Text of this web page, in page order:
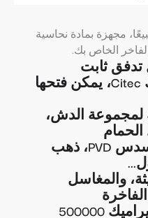
مجهزة بمادة نحاسية
الخاص بك.
تدفق ثابت
خرطوشة السيراميك Citec، يمكن فتحها
لمجموعة الدش،
تشطيبات متنوعة: مسدس PVD، ذهب
والمغاسل
اختبار خرطوشة السيراميك 500000